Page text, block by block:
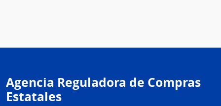
Agencia Reguladora de Compras
Estatales